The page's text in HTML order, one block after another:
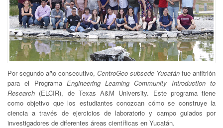
Por segundo año consecutivo, CentroGeo subsede Yucatán fue anfitrión
para el Programa Engineering Learning Community Introduction to
Research (ELCIR), de Texas A&M University. Este programa tiene
como objetivo que los estudiantes conozcan cómo se construye la
ciencia a través de ejercicios de laboratorio y campo guiados por
investigadores de diferentes áreas científicas en Yucatán.